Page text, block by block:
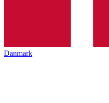
Danmark